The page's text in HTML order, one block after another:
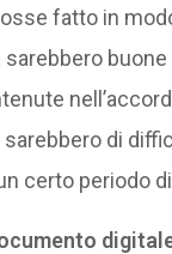
fatto in
di
certo periodo